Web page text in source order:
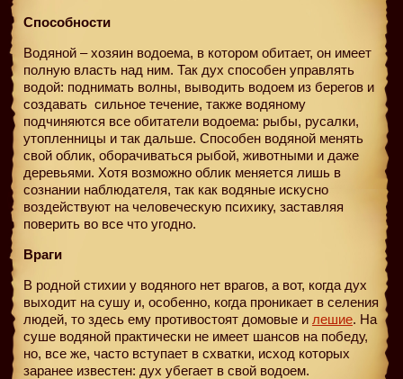
Способности
Водяной – хозяин водоема, в котором обитает, он имеет
полную власть над ним. Так дух способен управлять
водой: поднимать волны, выводить водоем из берегов и
создавать сильное течение, также водяному
подчиняются все обитатели водоема: рыбы, русалки,
утопленницы и так дальше. Способен водяной менять
свой облик, оборачиваться рыбой, животными и даже
деревьями. Хотя возможно облик меняется лишь в
сознании наблюдателя, так как водяные искусно
воздействуют на человеческую психику, заставляя
поверить во все что угодно.
Враги
В родной стихии у водяного нет врагов, а вот, когда дух
выходит на сушу и, особенно, когда проникает в селения
людей, то здесь ему противостоят домовые и лешие. На
суше водяной практически не имеет шансов на победу,
но, все же, часто вступает в схватки, исход которых
заранее известен: дух убегает в свой водоем.